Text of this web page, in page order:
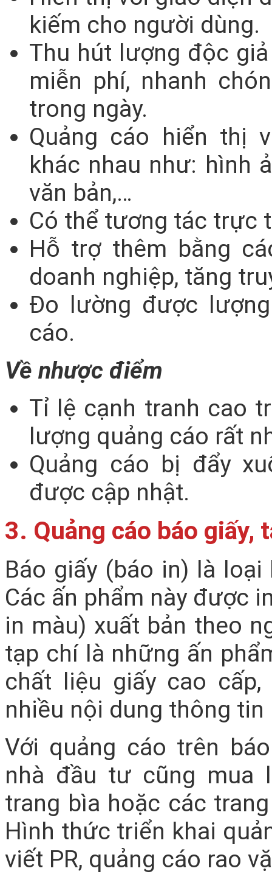
kiếm cho người dùng.
Thu hút lượng độc
miễn phí, nhanh
trong ngày.
Quảng cáo hiển thị
khác nhau như: hình
văn bản,…
Có thể tương tác trực
Hỗ trợ thêm bằng
doanh nghiệp, tăng
Đo lường được
cáo.
Về nhược điểm
Tỉ lệ cạnh tranh cao
lượng quảng cáo rất
Quảng cáo bị đẩy
được cập nhật.
3. Quảng cáo báo giấy,
Báo giấy (báo in) là
Các ấn phẩm này được
in màu) xuất bản theo
tạp chí là những ấn
chất liệu giấy cao
nhiều nội dung thông tin
Với quảng cáo trên
nhà đầu tư cũng mua
trang bìa hoặc các
Hình thức triển khai
viết PR, quảng cáo rao